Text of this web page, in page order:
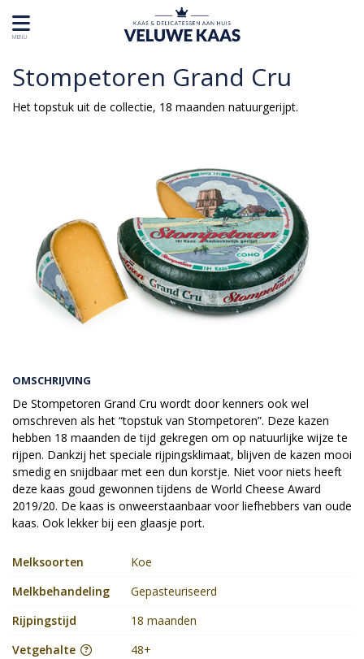
MENU
OMSCHRIJVING
De Stompetoren Grand Cru wordt door kenners ook wel
omschreven als het “topstuk van Stompetoren”. Deze kazen
hebben 18 maanden de tijd gekregen om op natuurlijke wijze te
rijpen. Dankzij het speciale rijpingsklimaat, blijven de kazen mooi
smedig en snijdbaar met een dun korstje. Niet voor niets heeft
deze kaas goud gewonnen tijdens de World Cheese Award
2019/20. De kaas is onweerstaanbaar voor liefhebbers van oude
kaas. Ook lekker bij een glaasje port.
Stompetoren Grand Cru
Het topstuk uit de collectie, 18 maanden natuurgerijpt.
Melksoorten
Koe
Melkbehandeling
Gepasteuriseerd
Rijpingstijd
18 maanden
Vetgehalte
48+